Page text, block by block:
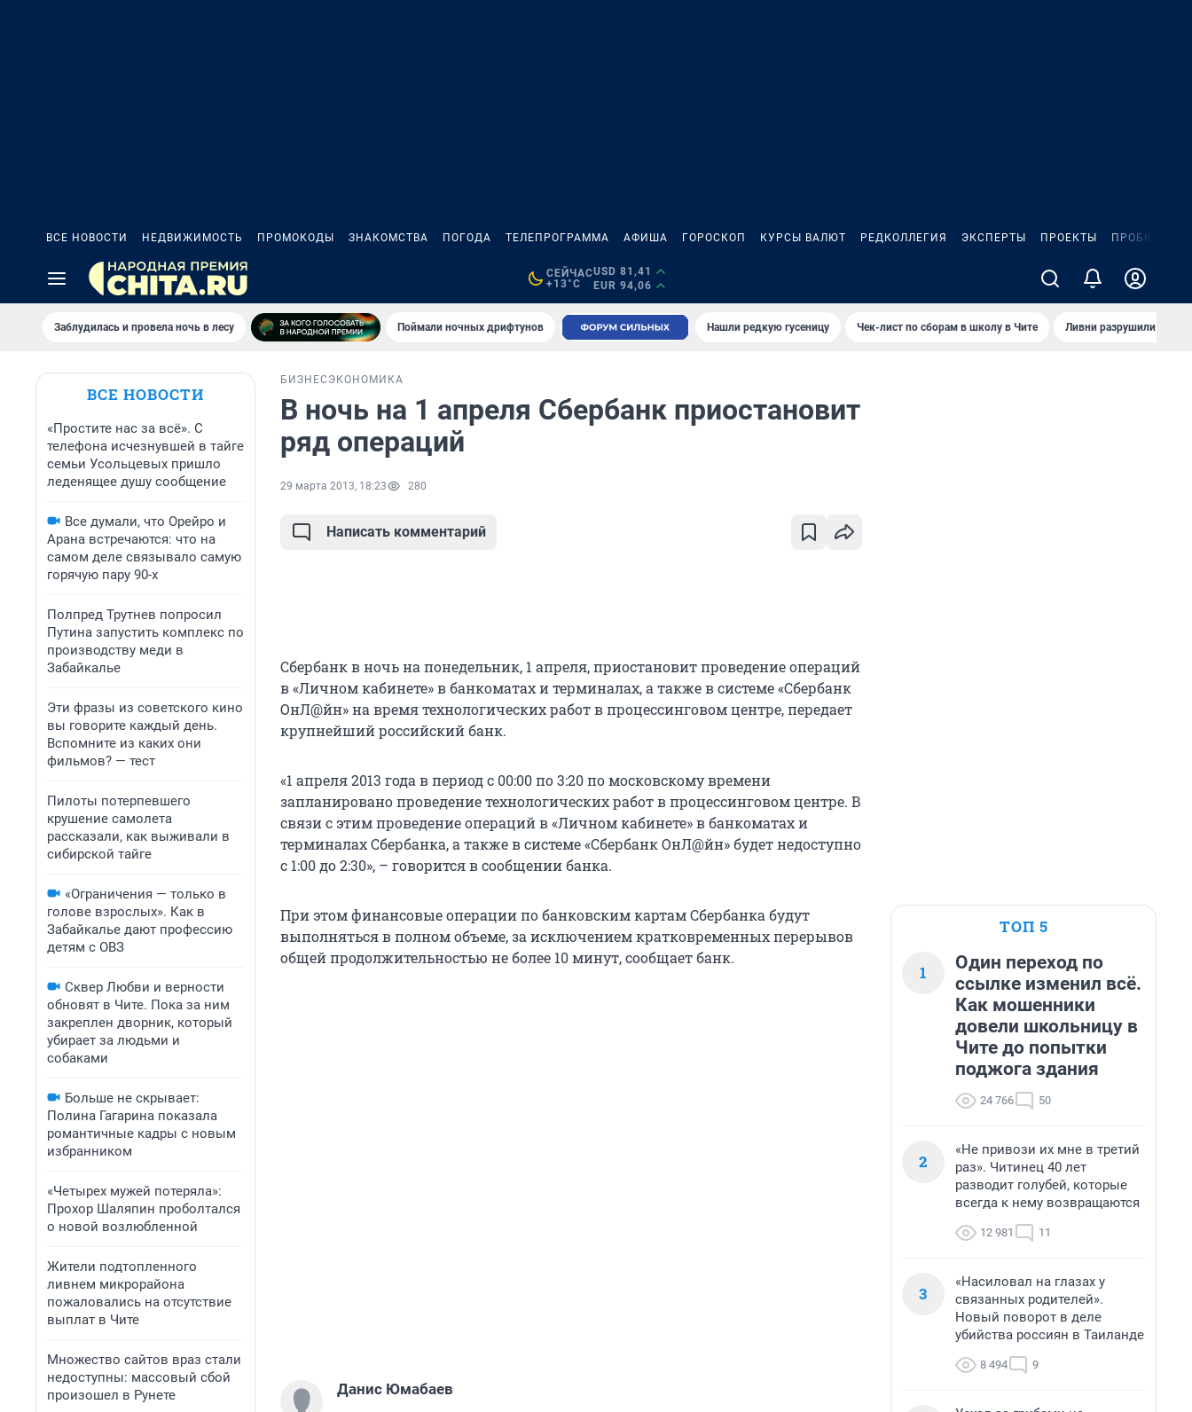
ВСЕ НОВОСТИ НЕДВИЖИМОСТЬ ПРОМОКОДЫ ЗНАКОМСТВА ПОГОДА ТЕЛЕПРОГРАММА АФИША ГОРОСКОП КУРСЫ ВАЛЮТ РЕДКОЛЛЕГИЯ ЭКСПЕРТЫ ПРОЕКТЫ ПРОБКИ
СЕЙЧАС
+13°C
USD 81,41
EUR 94,06
Заблудилась и провела ночь в лесу Поймали ночных дрифтунов Нашли редкую гусеницу Чек-лист по сборам в школу в Чите Ливни разрушили
ВСЕ НОВОСТИ
«Простите нас за всё». С
телефона исчезнувшей в тайге
семьи Усольцевых пришло
леденящее душу сообщение
Все думали, что Орейро и
Арана встречаются: что на
самом деле связывало самую
горячую пару 90-х
Полпред Трутнев попросил
Путина запустить комплекс по
производству меди в
Забайкалье
Эти фразы из советского кино
вы говорите каждый день.
Вспомните из каких они
фильмов? — тест
Пилоты потерпевшего
крушение самолета
рассказали, как выживали в
сибирской тайге
«Ограничения — только в
голове взрослых». Как в
Забайкалье дают профессию
детям с ОВЗ
Сквер Любви и верности
обновят в Чите. Пока за ним
закреплен дворник, который
убирает за людьми и
собаками
Больше не скрывает:
Полина Гагарина показала
романтичные кадры с новым
избранником
«Четырех мужей потеряла»:
Прохор Шаляпин проболтался
о новой возлюбленной
Жители подтопленного
ливнем микрорайона
пожаловались на отсутствие
выплат в Чите
Множество сайтов враз стали
недоступны: массовый сбой
произошел в Рунете
БИЗНЕС ЭКОНОМИКА
В ночь на 1 апреля Сбербанк приостановит
ряд операций
29 марта 2013, 18:23 280
Написать комментарий
Сбербанк в ночь на понедельник, 1 апреля, приостановит проведение операций
в «Личном кабинете» в банкоматах и терминалах, а также в системе «Сбербанк
ОнЛ@йн» на время технологических работ в процессинговом центре, передает
крупнейший российский банк.
«1 апреля 2013 года в период с 00:00 по 3:20 по московскому времени
запланировано проведение технологических работ в процессинговом центре. В
связи с этим проведение операций в «Личном кабинете» в банкоматах и
терминалах Сбербанка, а также в системе «Сбербанк ОнЛ@йн» будет недоступно
с 1:00 до 2:30», – говорится в сообщении банка.
При этом финансовые операции по банковским картам Сбербанка будут
выполняться в полном объеме, за исключением кратковременных перерывов
общей продолжительностью не более 10 минут, сообщает банк.
Данис Юмабаев
ТОП 5
1
Один переход по
ссылке изменил всё.
Как мошенники
довели школьницу в
Чите до попытки
поджога здания
24 766 50
2
«Не привози их мне в третий
раз». Читинец 40 лет
разводит голубей, которые
всегда к нему возвращаются
12 981 11
3
«Насиловал на глазах у
связанных родителей».
Новый поворот в деле
убийства россиян в Таиланде
8 494 9